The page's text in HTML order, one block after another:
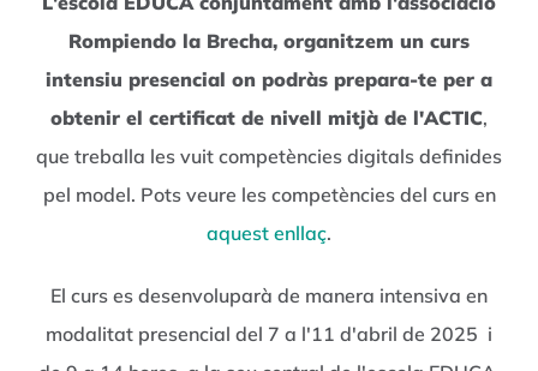
Rompiendo la Brecha, organitzem un curs
intensiu presencial on podràs prepara-te per a
obtenir el certificat de nivell mitjà de l'ACTIC,
que treballa les vuit competències digitals definides
pel model. Pots veure les competències del curs en
aquest enllaç.
El curs es desenvoluparà de manera intensiva en
modalitat presencial del 7 a l'11 d'abril de 2025 i